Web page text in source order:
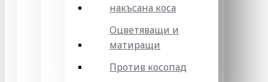
накъсана коса
Оцветяващи и
матиращи
Против косопад